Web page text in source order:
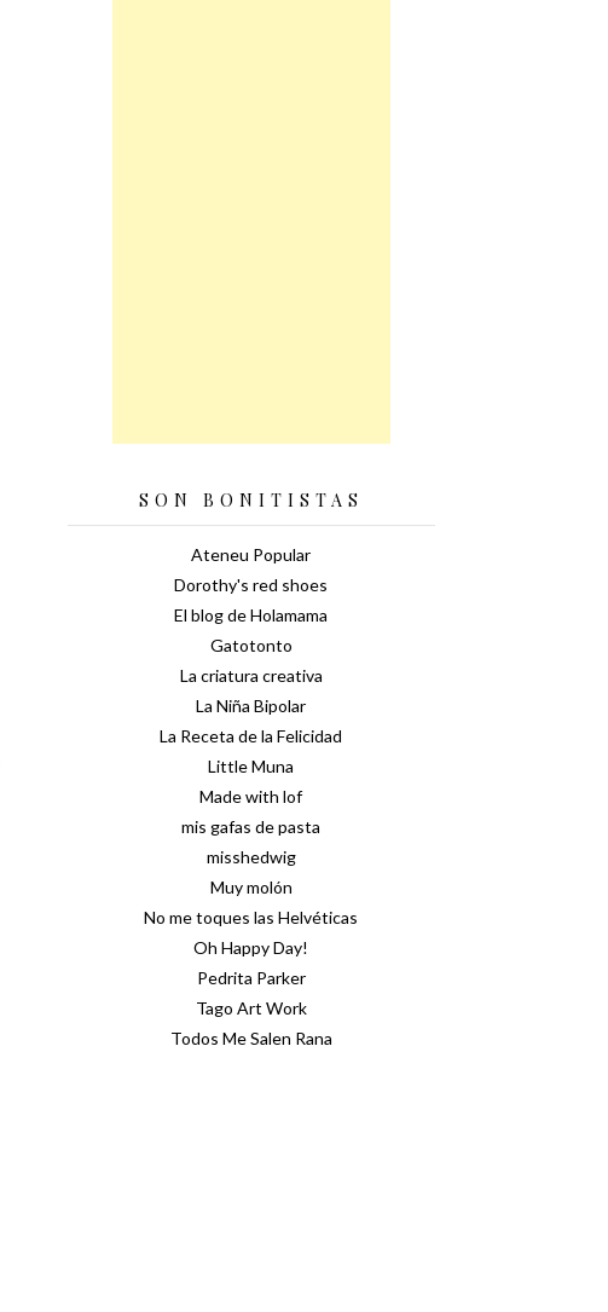
SON BONITISTAS
Ateneu Popular
Dorothy's red shoes
El blog de Holamama
Gatotonto
La criatura creativa
La Niña Bipolar
La Receta de la Felicidad
Little Muna
Made with lof
mis gafas de pasta
misshedwig
Muy molón
No me toques las Helvéticas
Oh Happy Day!
Pedrita Parker
Tago Art Work
Todos Me Salen Rana